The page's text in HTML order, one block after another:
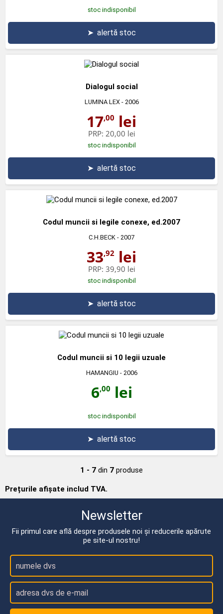
stoc indisponibil
➤ alertă stoc
Dialogul social
LUMINA LEX- 2006
17,00 lei
PRP: 20,00 lei
stoc indisponibil
➤ alertă stoc
Codul muncii si legile conexe, ed.2007
C.H.BECK - 2007
33,92 lei
PRP: 39,90 lei
stoc indisponibil
➤ alertă stoc
Codul muncii si 10 legii uzuale
HAMANGIU - 2006
6,00 lei
stoc indisponibil
➤ alertă stoc
1 - 7 din 7 produse
Prețurile afișate includ TVA.
Newsletter
Fii primul care află despre produsele noi și reducerile apărute
pe site-ul nostru!